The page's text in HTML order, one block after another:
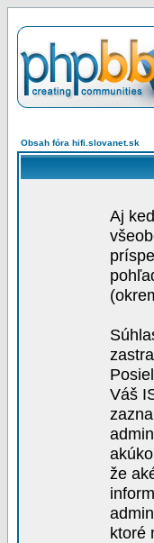
Obsah fóra hifi.slovanet.sk
Aj
Váš
že
ktoré